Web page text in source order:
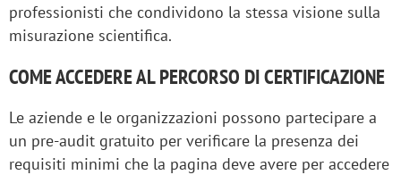
professionisti che condividono la stessa visione sulla
misurazione scientifica.
COME ACCEDERE AL PERCORSO DI CERTIFICAZIONE
Le aziende e le organizzazioni possono partecipare a
un pre-audit gratuito per verificare la presenza dei
requisiti minimi che la pagina deve avere per accedere